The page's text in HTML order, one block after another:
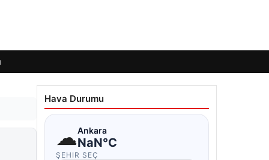
Hava Durumu
☁Ankara
NaN°C
ŞEHIR SEÇ